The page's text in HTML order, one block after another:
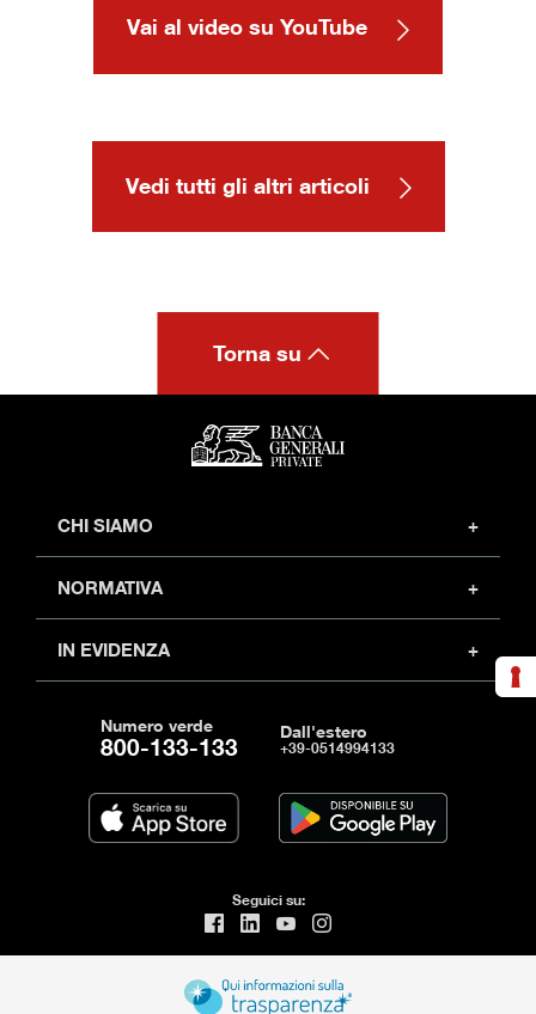
Vai al video su YouTube
Vedi tutti gli altri articoli
Torna su
CHI SIAMO
Profilo
Investor relations
NORMATIVA
Sicurezza
Privacy policy
Arbitro per controversie finanziarie
Fondo garanzia PMI
Nuova definizione default
Accessibilità
IN EVIDENZA
Moduli e documenti
Trasparenza
Un aiuto per ripartire
Numero verde
800-133-133
Dall'estero
+39-0514994133
Seguici su: